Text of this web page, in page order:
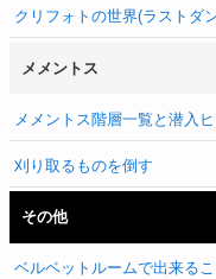
クリフォトの世界(ラストダ
メメントス
メメントス階層一覧と潜入ヒ
刈り取るものを倒す
その他
ベルベットルームで出来るこ